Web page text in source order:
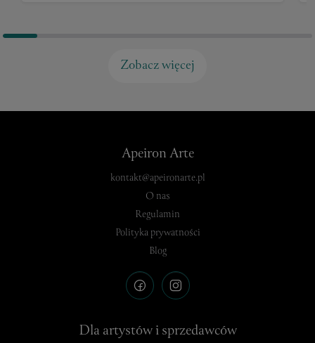
Zobacz więcej
Apeiron Arte
kontakt@apeironarte.pl
O nas
Regulamin
Polityka prywatności
Blog
Dla artystów i sprzedawców